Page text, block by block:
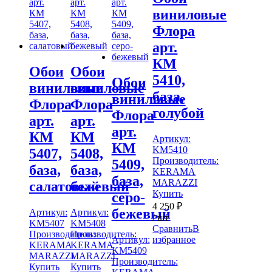
Обои
виниловые
Флора
арт.
КМ
5407,
база,
салатовый
Артикул:
KM5407
Производитель:
KERAMA
MARAZZI
Купить
Обои
виниловые
Флора
арт.
КМ
5408,
база,
бежевый
Артикул:
KM5408
Производитель:
KERAMA
MARAZZI
Купить
Обои
виниловые
Флора
арт.
КМ
5409,
база,
серо-
бежевый
Артикул:
KM5409
Производитель:
виниловые
Флора
арт.
КМ
5410,
база,
голубой
Артикул:
KM5410
Производитель:
KERAMA
MARAZZI
Купить
4 250₽
/ шт
СравнитьВ
избранное